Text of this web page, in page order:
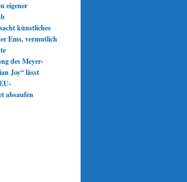
eigener
künstliches
Ems, vermutlich
des Meyer-
Joy“ lässt
absaufen